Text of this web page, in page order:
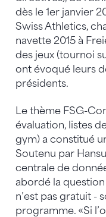
dès le 1er janvier
Swiss Athletics,
navette 2015 à
des jeux (tournoi
ont évoqué leurs
présidents.
Le thème FSG-
évaluation, listes
gym) a constitué
Soutenu par
centrale de
abordé la
n’est pas gratuit -
programme. «Si